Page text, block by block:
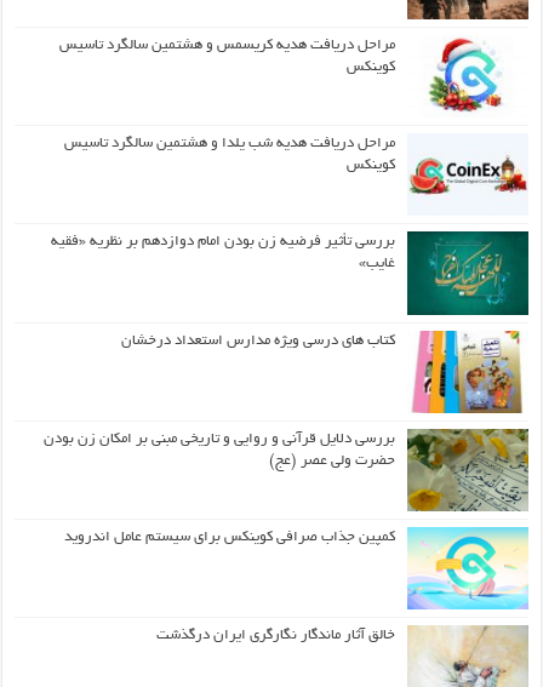
مراحل دریافت هدیه کریسمس و هشتمین سالگرد تاسیس
کوینکس
مراحل دریافت هدیه شب یلدا و هشتمین سالگرد تاسیس
کوینکس
بررسی تأثیر فرضیه زن بودن امام دوازدهم بر نظریه «فقیه
غایب»
کتاب های درسی ویژه مدارس استعداد درخشان
بررسی دلایل قرآنی و روایی و تاریخی مبنی بر امکان زن بودن
حضرت ولی عصر (عج)
کمپین جذاب صرافی کوینکس برای سیستم عامل اندروید
خالق آثار ماندگار نگارگری ایران درگذشت